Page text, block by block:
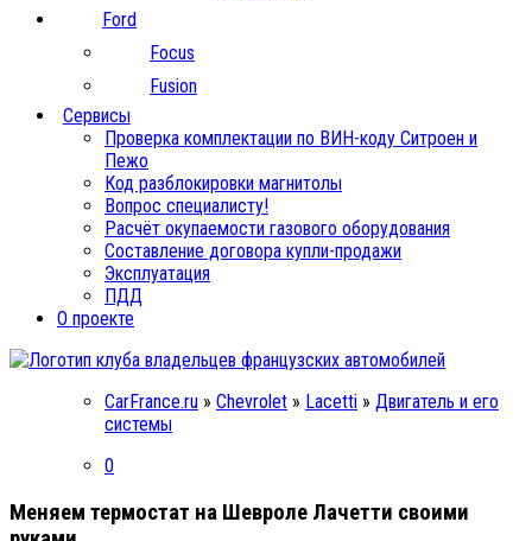
Ford
Focus
Fusion
Сервисы
Проверка комплектации по ВИН-коду Ситроен и
Пежо
Код разблокировки магнитолы
Вопрос специалисту!
Расчёт окупаемости газового оборудования
Составление договора купли-продажи
Эксплуатация
ПДД
О проекте
CarFrance.ru » Chevrolet » Lacetti » Двигатель и его
системы
0
Меняем термостат на Шевроле Лачетти своими